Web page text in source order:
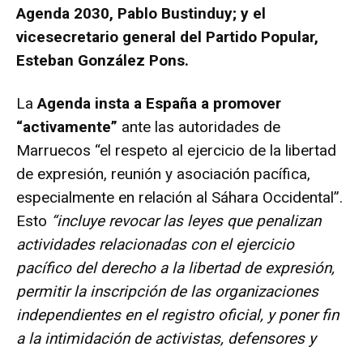
Agenda 2030, Pablo Bustinduy; y el
vicesecretario general del Partido Popular,
Esteban González Pons.
LaAgenda insta a España a promover
“activamente” ante las autoridades de
Marruecos “el respeto al ejercicio de la libertad
de expresión, reunión y asociación pacífica,
especialmente en relación al Sáhara Occidental”.
Esto “incluye revocar las leyes que penalizan
actividades relacionadas con el ejercicio
pacífico del derecho a la libertad de expresión,
permitir la inscripción de las organizaciones
independientes en el registro oficial, y poner fin
a la intimidación de activistas, defensores y